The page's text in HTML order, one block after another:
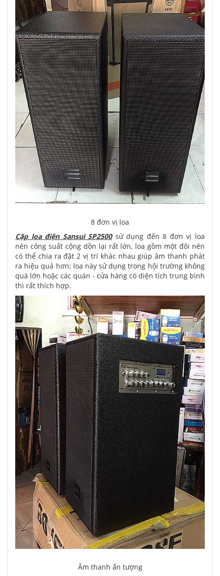
8 đơn vị loa
Cặp loa điện Sansui SP2500sử dụng đến 8 đơn vị loa
nên công suất cộng dồn lại rất lớn, loa gồm một đôi nên
có thể chia ra đặt 2 vị trí khác nhau giúp âm thanh phát
ra hiệu quả hơn; loa này sử dụng trong hội trường không
quá lớn hoặc các quán - cửa hàng có diện tích trung bình
thì rất thích hợp.
Âm thanh ấn tượng